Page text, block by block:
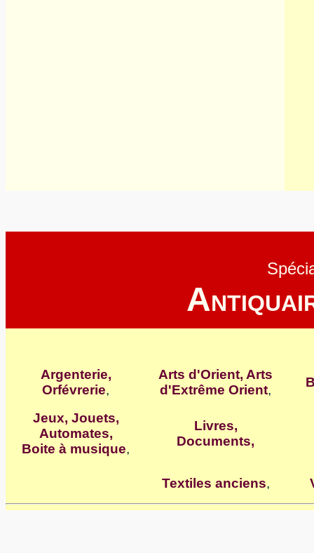
A
Argenterie,
Orfévrerie,
Arts d'Orient, Arts
d'Extrême Orient,
Jeux, Jouets,
Automates,
Boite à musique,
Livres,
Documents,
Textiles anciens,